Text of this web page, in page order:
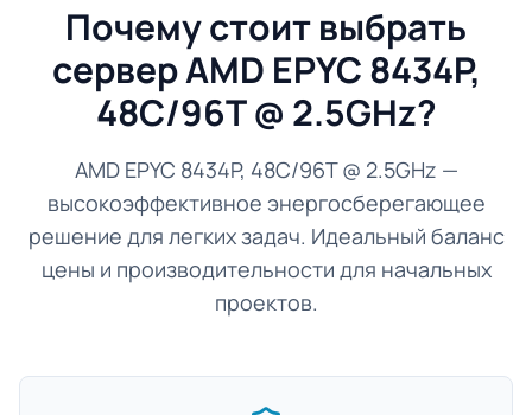
Почему стоит выбрать
сервер AMD EPYC 8434P,
48C/96T @ 2.5GHz?
AMD EPYC 8434P, 48C/96T @ 2.5GHz —
высокоэффективное энергосберегающее
решение для легких задач. Идеальный баланс
цены и производительности для начальных
проектов.